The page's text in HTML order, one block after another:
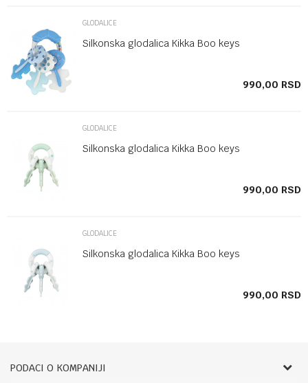
GLODALICE
Silkonska glodalica Kikka Boo keys
990,00 RSD
GLODALICE
Silkonska glodalica Kikka Boo keys
990,00 RSD
GLODALICE
Silkonska glodalica Kikka Boo keys
990,00 RSD
PODACI O KOMPANIJI